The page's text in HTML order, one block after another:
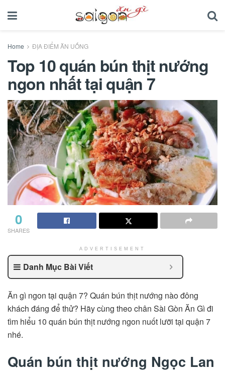
Home ĐỊA ĐIỂM ĂN UỐNG
Top 10 quán bún thịt nướng
ngon nhất tại quận 7
0
SHARES
ADVERTISEMENT
Danh Mục Bài Viết
Ăn gì ngon tại quận 7? Quán bún thịt nướng nào đông
khách đáng để thử? Hãy cùng theo chân Sài Gòn Ăn Gì đi
tìm hiểu 10 quán bún thịt nướng ngon nuốt lưỡi tại quận 7
nhé.
Quán bún thịt nướng Ngọc Lan